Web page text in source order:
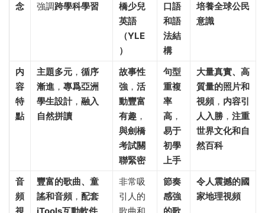
念 強調跨學科學習
橋少兒
英語
（YLE
）
口語
和語
法結
構
培養全球公民
意識
内
容
特
點
主題多元 ， 循序
漸進 ， 專爲亞洲
學生設計， 融入
自然拼讀
故事性
強 ， 活
動豐富
有趣 ，
與劍橋
考試關
聯緊密
句型
重複
率
高 ，
易于
初學
上手
大量真實、高
質量的照片和
視頻， 内容引
人入勝 ， 注重
世界文化和自
然百科
音
頻
豐富的歌曲、童
謠和音頻， 配套
非常吸
引人的
節奏
感強
令人震撼的國
家地理視頻